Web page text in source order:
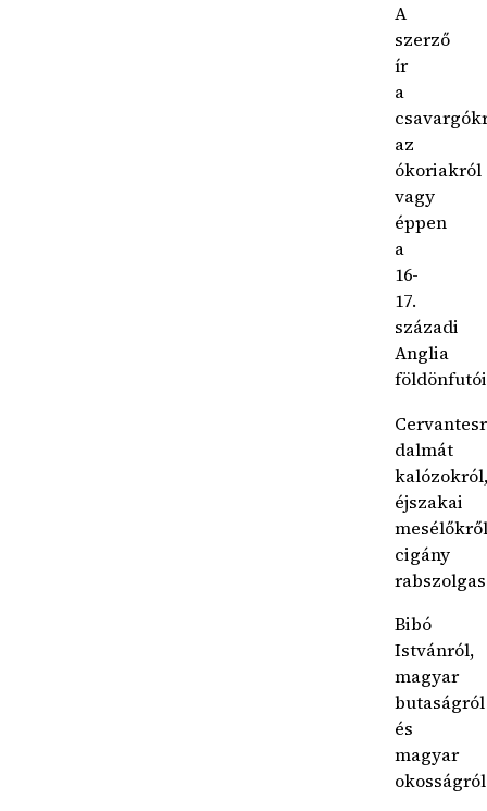
A
szerző
ír
a
az
ókoriakról
vagy
éppen
a
16-
17.
századi
Anglia
dalmát
éjszakai
cigány
Bibó
Istvánról,
magyar
butaságról
és
magyar